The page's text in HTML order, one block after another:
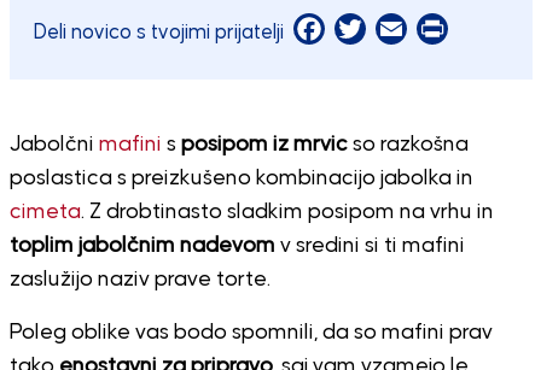
Deli novico s tvojimi prijatelji Facebook
Twitter
EmailPrint
Jabolčni mafini s posipom iz mrvicso razkošna
poslastica s preizkušeno kombinacijo jabolka in
cimeta. Z drobtinasto sladkim posipom na vrhu in
toplim jabolčnim nadevom v sredini si ti mafini
zaslužijo naziv prave torte.
Poleg oblike vas bodo spomnili, da so mafini prav